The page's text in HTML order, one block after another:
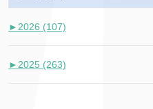
► 2026 (107)
► 2025 (263)